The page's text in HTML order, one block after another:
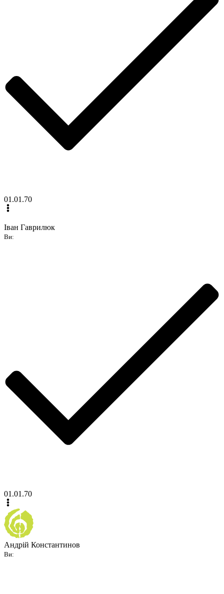
01.01.70
Іван Гаврилюк
Ви:
01.01.70
Андрій Константинов
Ви: